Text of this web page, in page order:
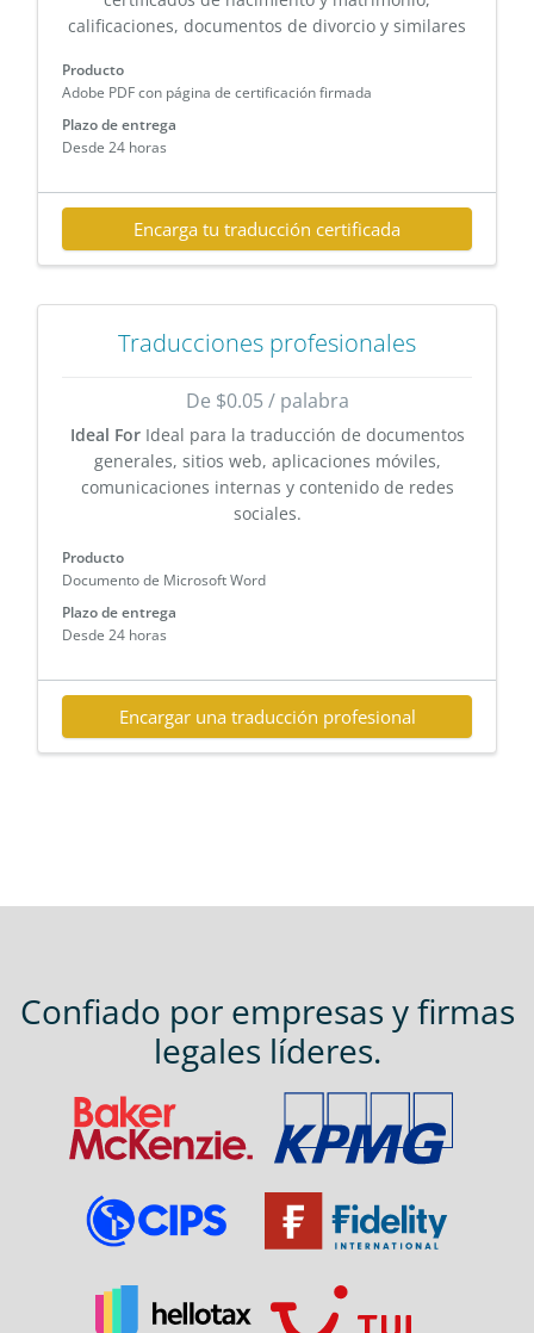
calificaciones, documentos de divorcio y similares
Producto
Adobe PDF con página de certificación firmada
Plazo de entrega
Desde 24 horas
Encarga tu traducción certificada
Traducciones profesionales
De $0.05 / palabra
Ideal ForIdeal para la traducción de documentos
generales, sitios web, aplicaciones móviles,
comunicaciones internas y contenido de redes
sociales.
Producto
Documento de Microsoft Word
Plazo de entrega
Desde 24 horas
Encargar una traducción profesional
Confiado por empresas y firmas
legales líderes.